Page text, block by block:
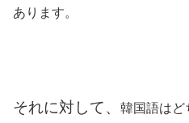
あります。
それに対して、 韓国語はど